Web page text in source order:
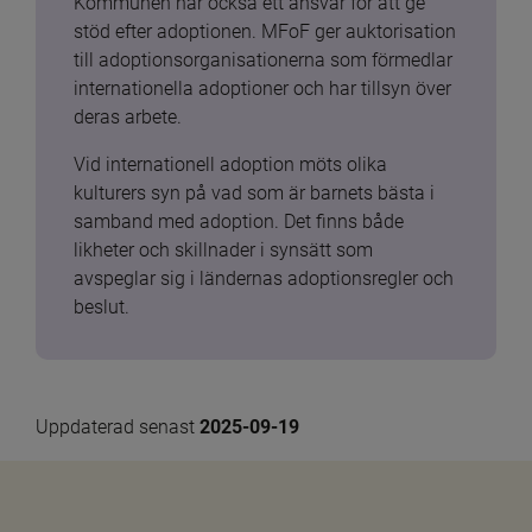
stöd efter adoptionen. MFoF ger auktorisation
till adoptionsorganisationerna som förmedlar
internationella adoptioner och har tillsyn över
deras arbete.
Vid internationell adoption möts olika
kulturers syn på vad som är barnets bästa i
samband med adoption. Det finns både
likheter och skillnader i synsätt som
avspeglar sig i ländernas adoptionsregler och
beslut.
Uppdaterad senast 2025-09-19